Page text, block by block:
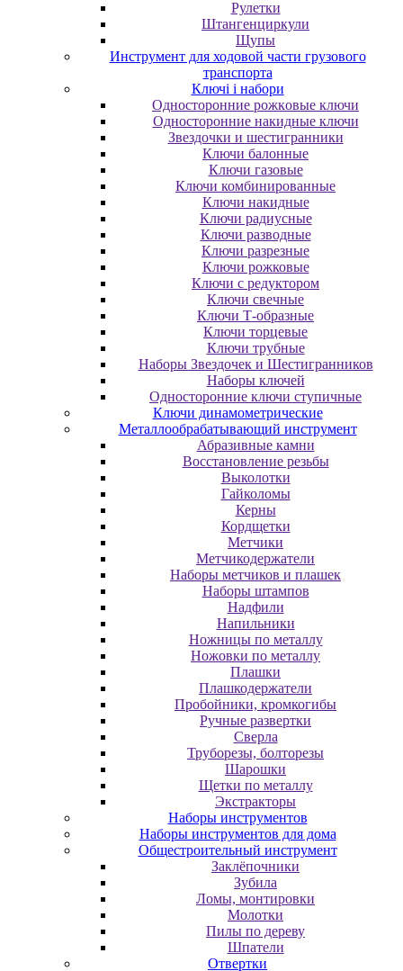
Рулетки
Штангенциркули
Щупы
Инструмент для ходовой части грузового
транспорта
Ключі і набори
Oднocтopoнниe poжкoвыe ключи
Oднocтopoнниe нaкидныe ключи
Звездочки и шестигранники
Ключи балонные
Ключи газовые
Ключи комбинированные
Ключи накидные
Ключи радиусные
Ключи разводные
Ключи разрезные
Ключи рожковые
Ключи с редуктором
Ключи свечные
Ключи Т-образные
Ключи торцевые
Ключи трубные
Наборы Звездочек и Шестигранников
Наборы ключей
Односторонние ключи ступичные
Ключи динамометрические
Металлообрабатывающий инструмент
Абразивные камни
Восстановление резьбы
Выколотки
Гайколомы
Керны
Кордщетки
Метчики
Метчикодержатели
Наборы метчиков и плашек
Наборы штампов
Надфили
Напильники
Ножницы по металлу
Ножовки по металлу
Плашки
Плашкодержатели
Пробойники, кромкогибы
Ручные развертки
Сверла
Труборезы, болторезы
Шарошки
Щетки по металлу
Экcтpaктopы
Наборы инструментов
Наборы инструментов для дома
Общестроительный инструмент
Заклёпочники
Зубила
Ломы, монтировки
Молотки
Пилы по дереву
Шпатели
Отвертки